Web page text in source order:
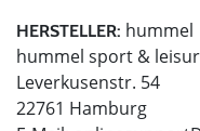
HERSTELLER: hummel
hummel sport &
Leverkusenstr. 54
22761 Hamburg